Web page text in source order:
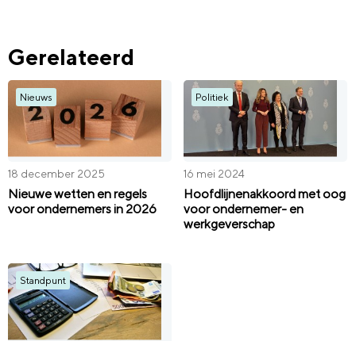
Gerelateerd
Nieuws
18 december 2025
Nieuwe wetten en regels
voor ondernemers in 2026
Politiek
16 mei 2024
Hoofdlijnenakkoord met oog
voor ondernemer- en
werkgeverschap
Standpunt